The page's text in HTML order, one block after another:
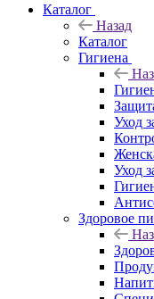
Каталог
Назад
Каталог
Гигиена
Уход
Уход
Здоровое